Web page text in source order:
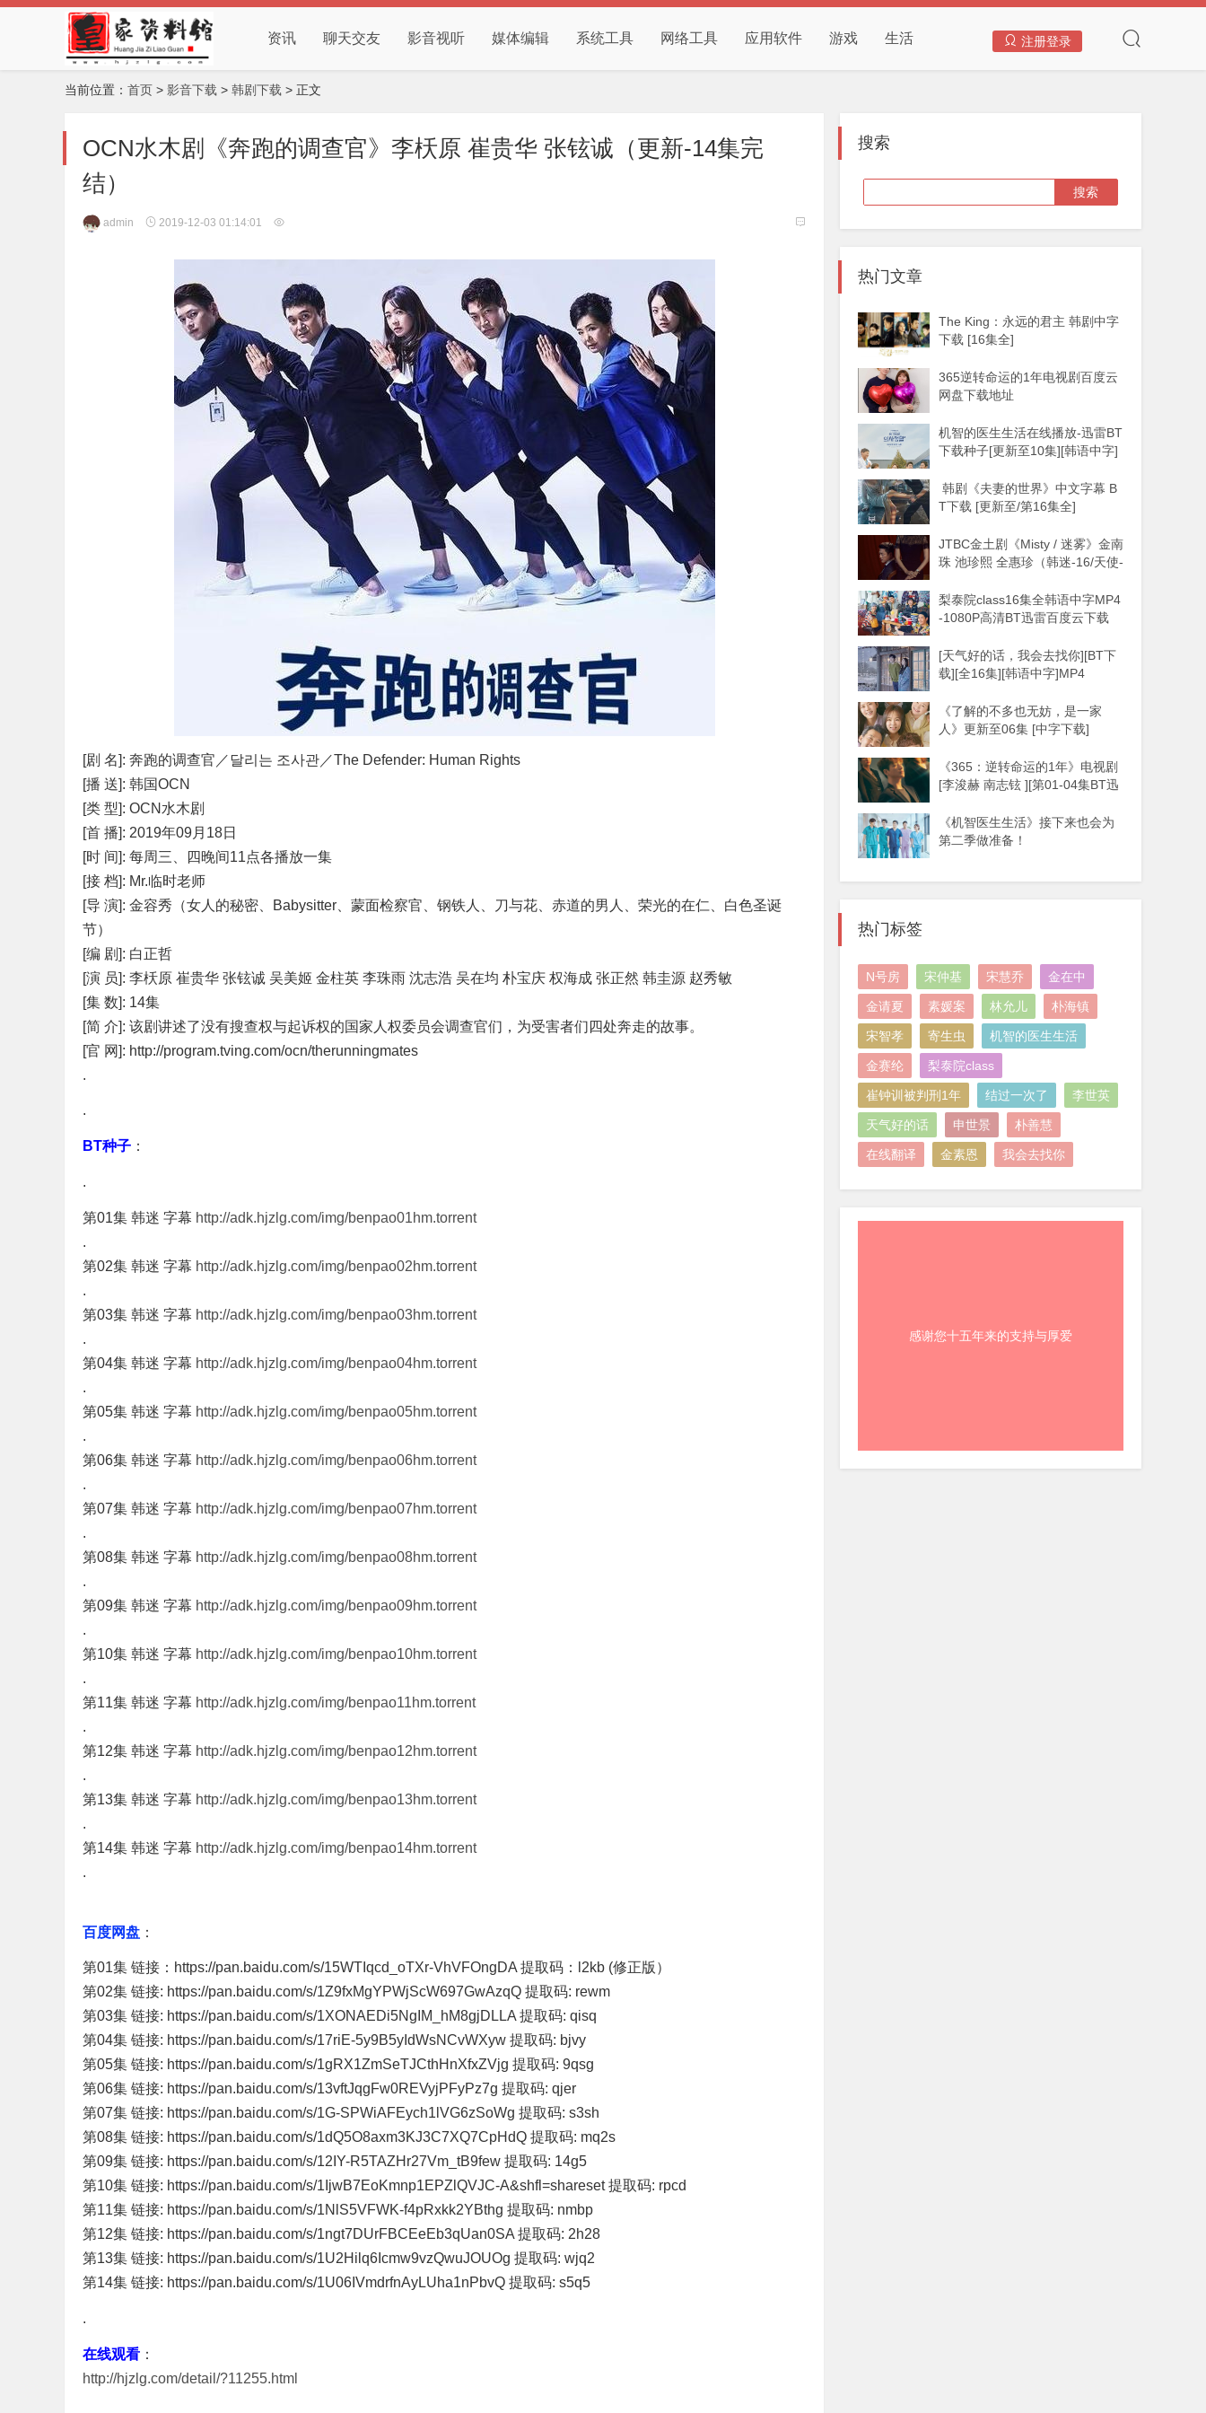
资讯 聊天交友 影音视听 媒体编辑 系统工具 网络工具 应用软件 游戏 生活 注册登录
当前位置： 首页 > 影音下载 > 韩剧下载 > 正文
OCN水木剧《奔跑的调查官》李枖原 崔贵华 张铉诚（更新-14集完
结）
admin 2019-12-03 01:14:01
[剧 名]: 奔跑的调查官／달리는 조사관／The Defender: Human Rights
[播 送]: 韩国OCN
[类 型]: OCN水木剧
[首 播]: 2019年09月18日
[时 间]: 每周三、四晚间11点各播放一集
[接 档]: Mr.临时老师
[导 演]: 金容秀（女人的秘密、Babysitter、蒙面检察官、钢铁人、刀与花、赤道的男人、荣光的在仁、白色圣诞
节）
[编 剧]: 白正哲
[演 员]: 李枖原 崔贵华 张铉诚 吴美姬 金柱英 李珠雨 沈志浩 吴在均 朴宝庆 权海成 张正然 韩圭源 赵秀敏
[集 数]: 14集
[简 介]: 该剧讲述了没有搜查权与起诉权的国家人权委员会调查官们，为受害者们四处奔走的故事。
[官 网]: http://program.tving.com/ocn/therunningmates
.
.
BT种子 ：
.
第01集 韩迷 字幕 http://adk.hjzlg.com/img/benpao01hm.torrent
.
第02集 韩迷 字幕 http://adk.hjzlg.com/img/benpao02hm.torrent
.
第03集 韩迷 字幕 http://adk.hjzlg.com/img/benpao03hm.torrent
.
第04集 韩迷 字幕 http://adk.hjzlg.com/img/benpao04hm.torrent
.
第05集 韩迷 字幕 http://adk.hjzlg.com/img/benpao05hm.torrent
.
第06集 韩迷 字幕 http://adk.hjzlg.com/img/benpao06hm.torrent
.
第07集 韩迷 字幕 http://adk.hjzlg.com/img/benpao07hm.torrent
.
第08集 韩迷 字幕 http://adk.hjzlg.com/img/benpao08hm.torrent
.
第09集 韩迷 字幕 http://adk.hjzlg.com/img/benpao09hm.torrent
.
第10集 韩迷 字幕 http://adk.hjzlg.com/img/benpao10hm.torrent
.
第11集 韩迷 字幕 http://adk.hjzlg.com/img/benpao11hm.torrent
.
第12集 韩迷 字幕 http://adk.hjzlg.com/img/benpao12hm.torrent
.
第13集 韩迷 字幕 http://adk.hjzlg.com/img/benpao13hm.torrent
.
第14集 韩迷 字幕 http://adk.hjzlg.com/img/benpao14hm.torrent
.
百度网盘 ：
第01集 链接：https://pan.baidu.com/s/15WTIqcd_oTXr-VhVFOngDA 提取码：l2kb (修正版）
第02集 链接: https://pan.baidu.com/s/1Z9fxMgYPWjScW697GwAzqQ 提取码: rewm
第03集 链接: https://pan.baidu.com/s/1XONAEDi5NgIM_hM8gjDLLA 提取码: qisq
第04集 链接: https://pan.baidu.com/s/17riE-5y9B5yIdWsNCvWXyw 提取码: bjvy
第05集 链接: https://pan.baidu.com/s/1gRX1ZmSeTJCthHnXfxZVjg 提取码: 9qsg
第06集 链接: https://pan.baidu.com/s/13vftJqgFw0REVyjPFyPz7g 提取码: qjer
第07集 链接: https://pan.baidu.com/s/1G-SPWiAFEych1lVG6zSoWg 提取码: s3sh
第08集 链接: https://pan.baidu.com/s/1dQ5O8axm3KJ3C7XQ7CpHdQ 提取码: mq2s
第09集 链接: https://pan.baidu.com/s/12IY-R5TAZHr27Vm_tB9few 提取码: 14g5
第10集 链接: https://pan.baidu.com/s/1IjwB7EoKmnp1EPZlQVJC-A&shfl=shareset 提取码: rpcd
第11集 链接: https://pan.baidu.com/s/1NlS5VFWK-f4pRxkk2YBthg 提取码: nmbp
第12集 链接: https://pan.baidu.com/s/1ngt7DUrFBCEeEb3qUan0SA 提取码: 2h28
第13集 链接: https://pan.baidu.com/s/1U2Hilq6Icmw9vzQwuJOUOg 提取码: wjq2
第14集 链接: https://pan.baidu.com/s/1U06IVmdrfnAyLUha1nPbvQ 提取码: s5q5
.
在线观看 ：
http://hjzlg.com/detail/?11255.html
搜索
热门文章
The King：永远的君主 韩剧中字
下载 [16集全]
365逆转命运的1年电视剧百度云
网盘下载地址
机智的医生生活在线播放-迅雷BT
下载种子[更新至10集][韩语中字]
韩剧《夫妻的世界》中文字幕 B
T下载 [更新至/第16集全]
JTBC金土剧《Misty / 迷雾》金南
珠 池珍熙 全惠珍（韩迷-16/天使-
梨泰院class16集全韩语中字MP4
-1080P高清BT迅雷百度云下载
[天气好的话，我会去找你][BT下
载][全16集][韩语中字]MP4
《了解的不多也无妨，是一家
人》更新至06集 [中字下载]
《365：逆转命运的1年》电视剧
[李浚赫 南志铉 ][第01-04集BT迅
《机智医生生活》接下来也会为
第二季做准备！
热门标签
N号房 宋仲基 宋慧乔 金在中
金请夏 素媛案 林允儿 朴海镇
宋智孝 寄生虫 机智的医生生活
金赛纶 梨泰院class
崔钟训被判刑1年 结过一次了 李世英
天气好的话 申世景 朴善慧
在线翻译 金素恩 我会去找你
感谢您十五年来的支持与厚爱